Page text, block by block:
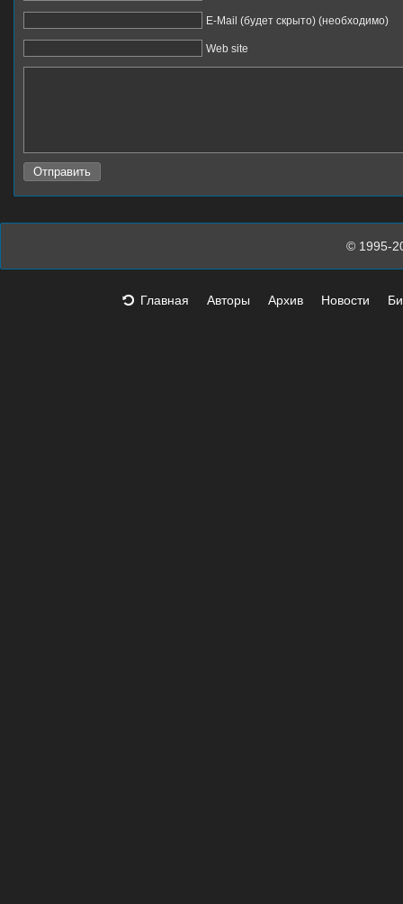
E-Mail (будет скрыто) (необходимо)
Web site
© 1995-
Главная Авторы Архив Новости